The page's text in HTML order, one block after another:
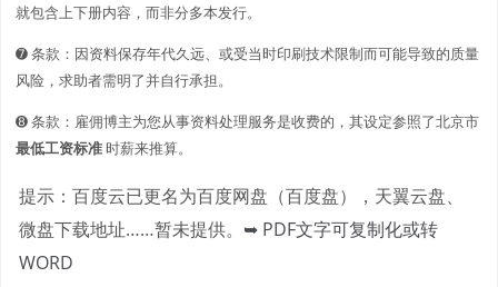
就包含上下册内容，而非分多本发行。
➐ 条款：因资料保存年代久远、或受当时印刷技术限制而可能导致的质量
风险，求助者需明了并自行承担。
➑ 条款：雇佣博主为您从事资料处理服务是收费的，其设定参照了北京市
最低工资标准时薪来推算。
提示：百度云已更名为百度网盘（百度盘），天翼云盘、
微盘下载地址……暂未提供。 ➥ PDF文字可复制化或转
WORD